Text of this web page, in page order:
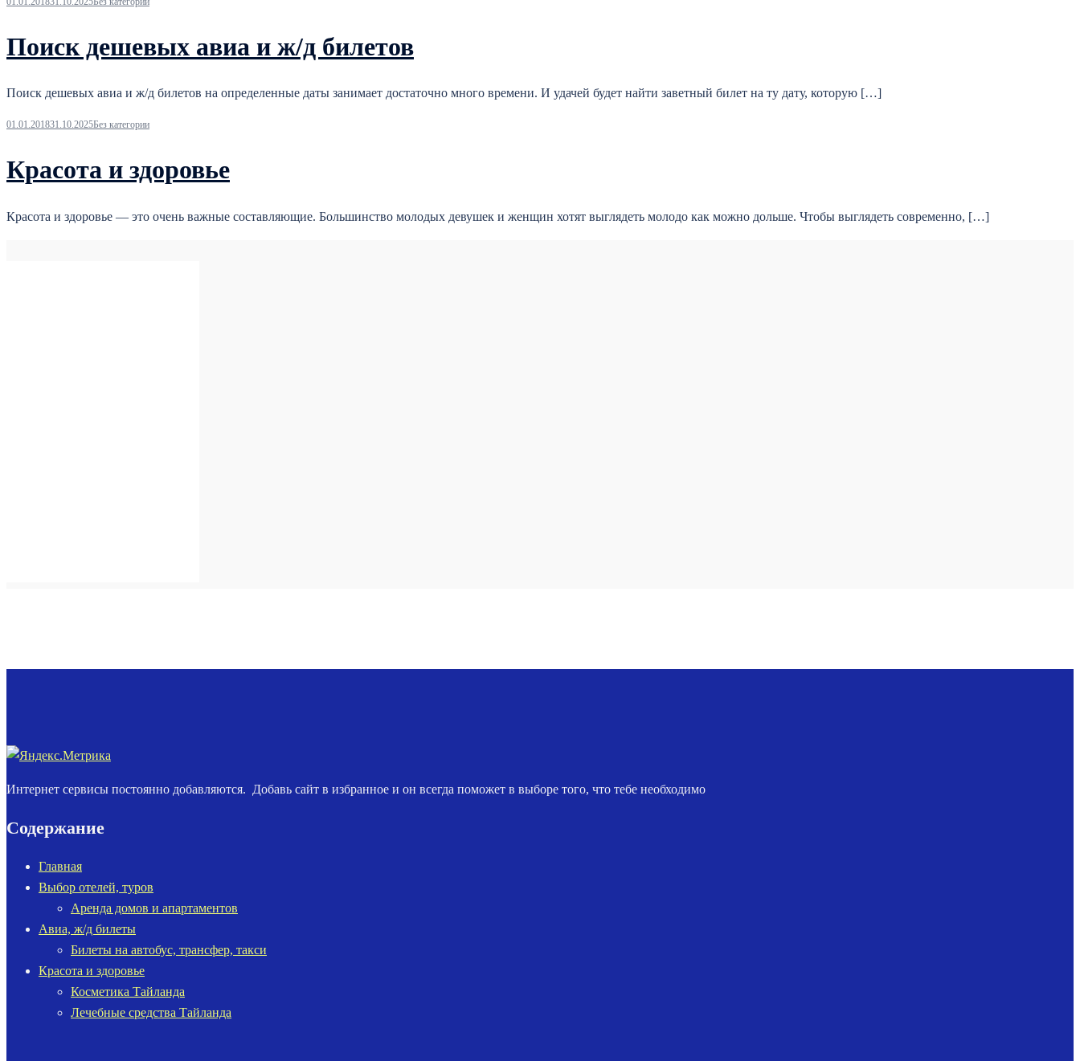
Поиск дешевых авиа и ж/д билетов
Поиск дешевых авиа и ж/д билетов на определенные даты занимает достаточно много времени. И удачей будет найти заветный билет на ту дату, которую […]
01.01.201831.10.2025Без категории
Красота и здоровье
Красота и здоровье — это очень важные составляющие. Большинство молодых девушек и женщин хотят выглядеть молодо как можно дольше. Чтобы выглядеть современно, […]
Интернет сервисы постоянно добавляются. Добавь сайт в избранное и он всегда поможет в выборе того, что тебе необходимо
Содержание
Главная
Выбор отелей, туров
Аренда домов и апартаментов
Авиа, ж/д билеты
Билеты на автобус, трансфер, такси
Красота и здоровье
Косметика Тайланда
Лечебные средства Тайланда